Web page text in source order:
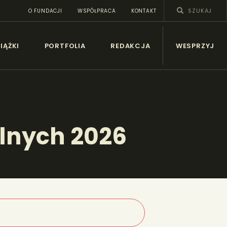
O FUNDACJI WSPÓŁPRACA KONTAKT
PORTFOLIA REDAKCJA WESPRZYJ
2026